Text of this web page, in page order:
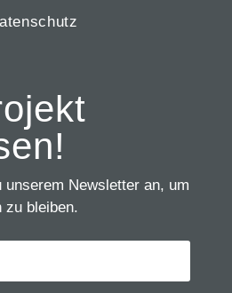
unserem Newsletter an, um
zu bleiben.